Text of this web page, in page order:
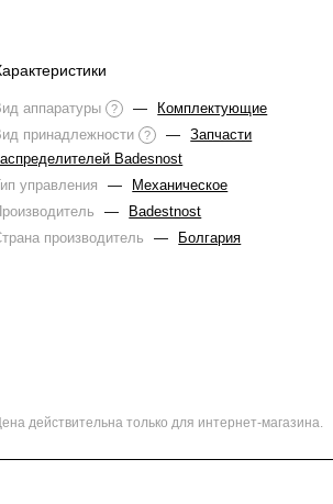
аппаратуры ? —
Комплектующие
принадлежности ? —
Запчасти
Badesnost
управления
—
Механическое
—
Badestnost
производитель
— Болгария
действительна только для интернет-магазина.